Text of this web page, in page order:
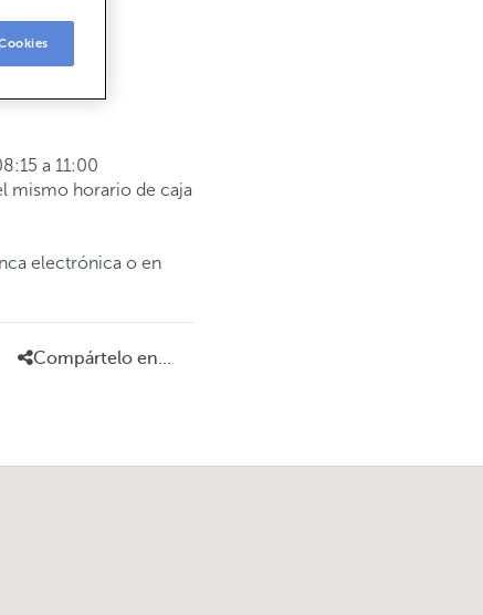
a 11:00
mismo horario de caja
electrónica o en
Compártelo en...